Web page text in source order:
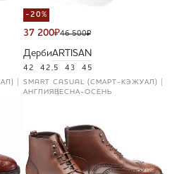
-20%
37 200₽46 500₽
ДербиARTISAN
42 42,5 43 45
SMART CASUAL (СМАРТ-КЭЖУАЛ)
АНГЛИЯ ВЕСНА-ОСЕНЬ